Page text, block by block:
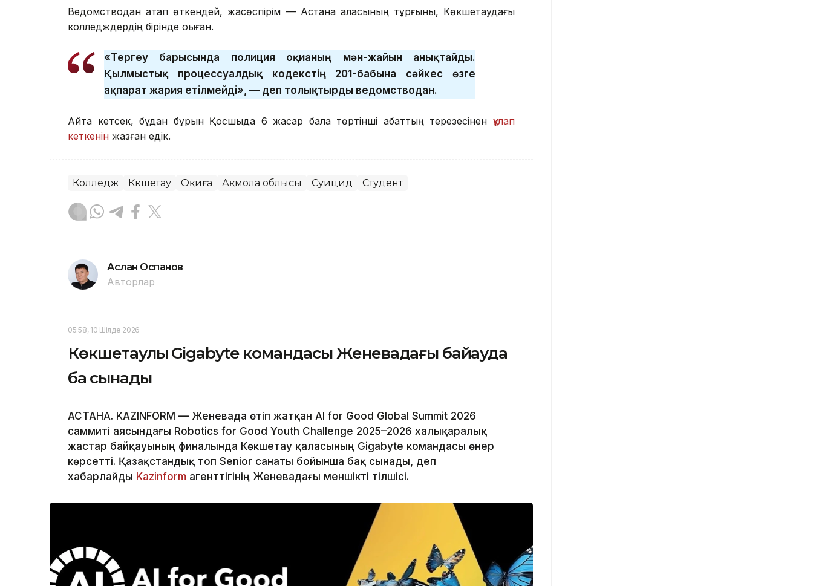
Ведомстводан атап өткендей, жасөспірім — Астана қаласының тұрғыны, Көкшетаудағы
колледждердің бірінде оқыған.
«Тергеу барысында полиция оқиғаның мән-жайын анықтайды.
Қылмыстық процессуалдық кодекстің 201-бабына сәйкес өзге
ақпарат жария етілмейді», — деп толықтырды ведомстводан.
Айта кетсек, бұдан бұрын Қосшыда 6 жасар бала төртінші қабаттың терезесінен құлап
кеткенін жазған едік.
Колледж Көкшетау Оқиға Ақмола облысы Суицид Студент
Аслан Оспанов
Авторлар
05:58, 10 Шілде 2026
Көкшетаулық Gigabyte командасы Женевадағы байқауда
бақ сынады
АСТАНА. KAZINFORM — Женевада өтіп жатқан AI for Good Global Summit 2026
саммиті аясындағы Robotics for Good Youth Challenge 2025–2026 халықаралық
жастар байқауының финалында Көкшетау қаласының Gigabyte командасы өнер
көрсетті. Қазақстандық топ Senior санаты бойынша бақ сынады, деп
хабарлайды Kazinform агенттігінің Женевадағы меншікті тілшісі.